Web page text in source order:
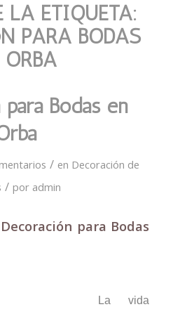
LA ETIQUETA:
PARA BODAS
ORBA
Bodas en
/ en Decoración de
/ por admin
para Bodas
La vida